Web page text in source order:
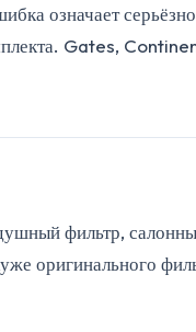
означает
Gates,
фильтр,
оригинального